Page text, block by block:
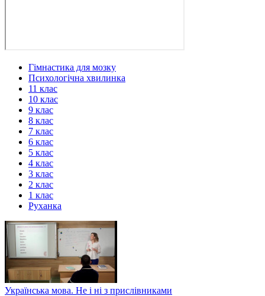
Гімнастика для мозку
Психологічна хвилинка
11 клас
10 клас
9 клас
8 клас
7 клас
6 клас
5 клас
4 клас
3 клас
2 клас
1 клас
Руханка
Українська мова. Не і ні з прислівниками